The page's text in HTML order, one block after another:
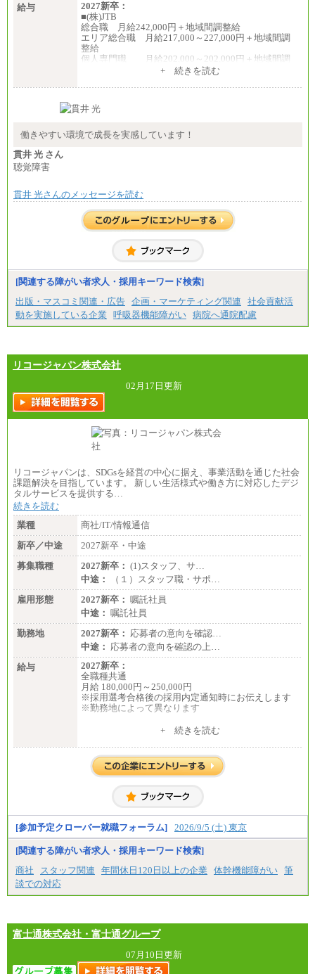
給与
2027新卒：
■(株)JTB
総合職 月給242,000円＋地域間調整給
エリア総合職 月給217,000～227,000円＋地域間調
整給
個人専門職 月給202,000～202,000円＋地域間調
総合職 月給208,000～235,000円
※詳細はJTBキャリアサイトよりご確認ください。
総合職 月給220,000～230,000円＋地域間調整給
整給
※詳細はJTBキャリアサイトよりご確認ください。
■(株)JTBコミュニケーションデザイン
総合職 月給230,000円
みなし残業手当：20,000円（一律支給）※みなし
残業手当の残業時間は10.43時間。
間に応じて、時間外手当等を支給。
エリアサポート職 月給188,000円
■（株）JTBグローバルマーケティング＆トラベル
訪日事業職 月給202,000～227,000円＋地域間調整
給
※詳細はJTBキャリアサイトよりご確認ください。
■(株)JTBビジネストランスフォーム
総合職 月給205,000～225,000円＋地域間調整給
エリア総合職 月給185,000円＋地域間調整給
■(株)JTBデータサービス ※2027年新卒募集終了
総合職 月給186,000～194,000円＋地域手当
※詳細はJTBキャリアサイトよりご確認ください。
■I&Jデジタルイノベーション(株)
総合職 月給224,500～242,600円＋地域手当
※詳細はJTBキャリアサイトよりご確認ください。
＜有期社員コース＞
■(株)JTBビジネストランスフォーム
有期契約職 月給185,000～195,000円
※詳細はJTBキャリアサイトよりご確認ください。
■(株)JTBパブリッシング ※2027年新卒募集終了
総合職 月給241,000円
中途：
①月給227,000円以上
②月給212,000円以上
③月給172,500円以上
④月給23万円～37万円
⑤月給20万円～25万円
⑥月給33万円～48万円
⑦月給271,000円以上
⑧～⑮月給200,000円〜月給400,000円
⑯月給185,000円以上
⑰月給237,000円以上
⑱月給212,000円以上
⑲東京：月給202,000 円以上 、京都：月給193,000 円
以上
㉑月給185,000 円以上
㉓月給224,500円以上
※全コース共通※ 能力・経験・勤務地などにより
異なります
※試用期間中も給与に変更はございません。
+ 続きを読む
働きやすい環境で成長を実感しています！
貫井 光 さん
聴覚障害
貫井 光さんのメッセージを読む
[関連する障がい者求人・採用キーワード検索]
出版・マスコミ関連・広告 企画・マーケティング関連
社会貢献活
動を実施している企業
呼吸器機能障がい 病院へ通院配慮
リコージャパン株式会社
02月17日更新
リコージャパンは、SDGsを経営の中心に据え、事業活動を通じた社会
課題解決を目指しています。 新しい生活様式や働き方に対応したデジ
タルサービスを提供する…
続きを読む
業種
商社/IT/情報通信
新卒／中途
2027新卒・中途
募集職種
2027新卒： (1)スタッフ、サ…
中途：
（１）スタッフ職・サポ…
雇用形態
2027新卒： 嘱託社員
中途： 嘱託社員
勤務地
2027新卒： 応募者の意向を確認…
中途： 応募者の意向を確認の上…
給与
2027新卒：
全職種共通
月給 180,000円～250,000円
※採用選考合格後の採用内定通知時にお伝えします
※勤務地によって異なります
月給 200,000円～250,000円
入社時の処遇は経験・能力を考慮の上、当社規程に
より決定します。
お伝えします。
+ 続きを読む
[参加予定クローバー就職フォーラム] 2026/9/5 (土) 東京
[関連する障がい者求人・採用キーワード検索]
商社
スタッフ関連 年間休日120日以上の企業 体幹機能障がい 筆
談での対応
富士通株式会社・富士通グループ
07月10日更新